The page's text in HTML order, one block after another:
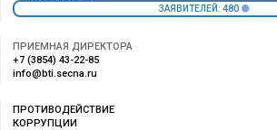
ЗАЯВИТЕЛЕЙ: 480
ПРИЕМНАЯ ДИРЕКТОРА
+7 (3854) 43-22-85
info@bti.secna.ru
ПРОТИВОДЕЙСТВИЕ
КОРРУПЦИИ